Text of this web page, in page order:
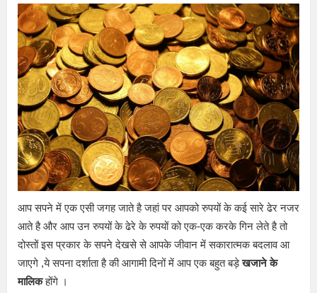
आप सपने में एक एसी जगह जाते है जहां पर आपको रुपयों के कई सारे ढेर नजर
आते है और आप उन रुपयों के ढेरे के रुपयों को एक-एक करके गिन लेते है तो
दोस्तों इस प्रकार के सपने देखसे से आपके जीवान में सकारात्मक बदलाव आ
जाएगे ,ये सपना दर्शाता है की आगामी दिनों में आप एक बहुत बड़ेखजाने के
मालिकहोंगे ।